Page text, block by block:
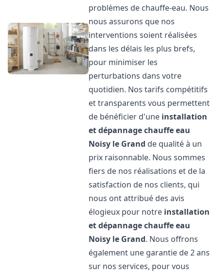
problèmes de chauffe-eau. Nous
nous assurons que nos
interventions soient réalisées
dans les délais les plus brefs,
pour minimiser les
perturbations dans votre
quotidien. Nos tarifs compétitifs
et transparents vous permettent
de bénéficier d'une installation
et dépannage chauffe eau
Noisy le Grand de qualité à un
prix raisonnable. Nous sommes
fiers de nos réalisations et de la
satisfaction de nos clients, qui
nous ont attribué des avis
élogieux pour notre installation
et dépannage chauffe eau
Noisy le Grand. Nous offrons
également une garantie de 2 ans
sur nos services, pour vous